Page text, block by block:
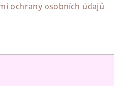
ochrany osobních údajů